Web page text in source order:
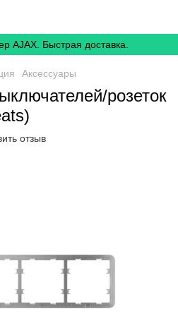
AJAX. Быстрая доставка.
Аксессуары
розеток
отзыв